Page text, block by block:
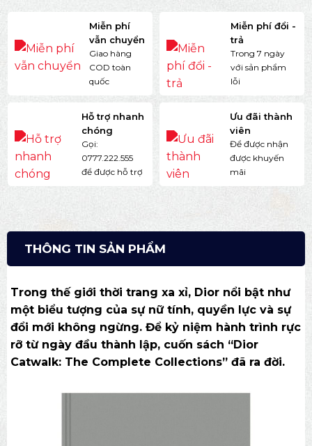
Miễn phí
vẫn chuyển
Giao hàng
COD toàn
quốc
Miễn phí đổi -
trả
Trong 7 ngày
với sản phẩm
lỗi
Hỗ trợ nhanh
chóng
Gọi:
0777.222.555
để được hỗ trợ
Ưu đãi thành
viên
Để được nhận
được khuyến
mãi
THÔNG TIN SẢN PHẨM
Trong thế giới thời trang xa xỉ, Dior nổi bật như
một biểu tượng của sự nữ tính, quyền lực và sự
đổi mới không ngừng. Để kỷ niệm hành trình rực
rỡ từ ngày đầu thành lập, cuốn sách “Dior
Catwalk: The Complete Collections” đã ra đời.